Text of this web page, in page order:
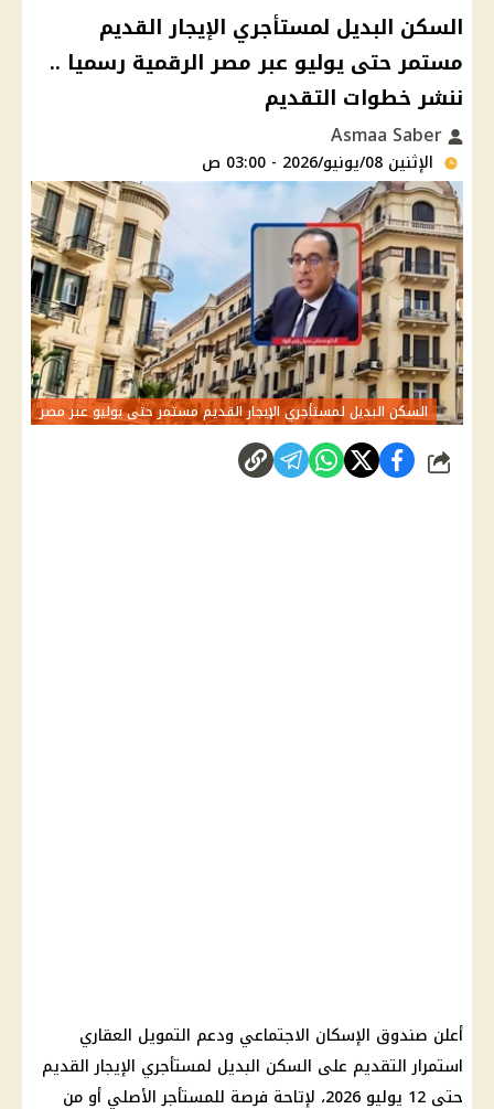
السكن البديل لمستأجري الإيجار القديم
مستمر حتى يوليو عبر مصر الرقمية رسميا ..
ننشر خطوات التقديم
الإثنين 08/يونيو/2026 - 03:00 ص
السكن البديل لمستأجري الإيجار القديم مستمر حتى يوليو عبر مصر
شارك
أعلن صندوق الإسكان الاجتماعي ودعم التمويل العقاري
استمرار التقديم على السكن البديل لمستأجري الإيجار القديم
حتى 12 يوليو 2026، لإتاحة فرصة للمستأجر الأصلي أو من